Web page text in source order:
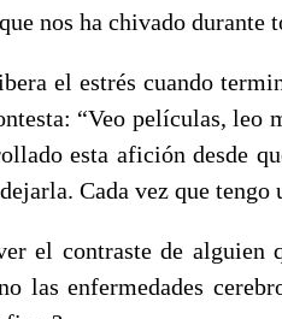
nos ha chivado durante
el estrés cuando
“Veo películas, leo
esta afición desde
Cada vez que
el contraste de alguien
las enfermedades